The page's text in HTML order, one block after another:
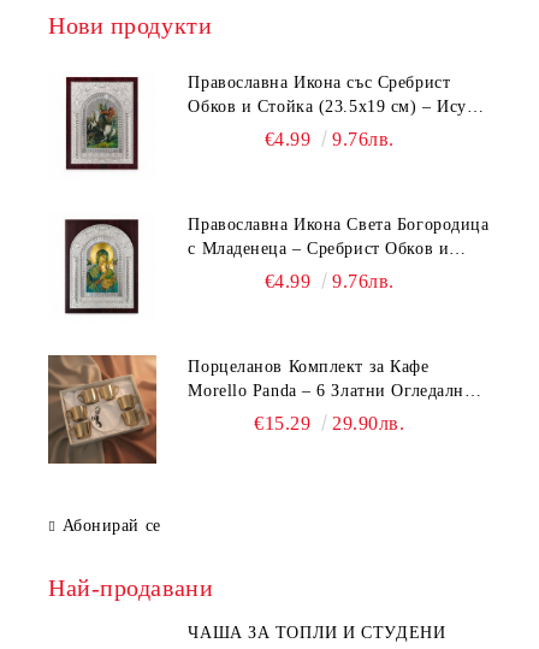
Нови продукти
Православна Икона със Сребрист
Обков и Стойка (23.5х19 см) – Исус
Христос, Св. Георги, Св. Николай
€4.99 9.76лв.
Православна Икона Света Богородица
с Младенеца – Сребрист Обков и
Стойка (23.5х19 см, 6 Модела)
€4.99 9.76лв.
Порцеланов Комплект за Кафе
Morello Panda – 6 Златни Огледални
Чаши с Анаморфно Отражение и
€15.29 29.90лв.
Абонирай се
Най-продавани
ЧАША ЗА ТОПЛИ И СТУДЕНИ